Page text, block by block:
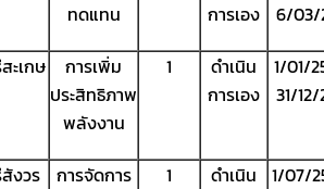
ทดแทน
การเอง
6/03/
ะเกษ
การเพิ่ม
ประสิทธิภาพ
พลังงาน
1
ดำเนิน
การเอง
1/01/
31/
งวร
การจัดการ
1
ดำเนิน
1/07/